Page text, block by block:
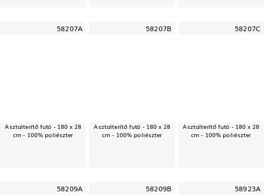
58207A
Asztalterítő futó - 180 x 28
cm - 100% poliészter
58207B
Asztalterítő futó - 180 x 28
cm - 100% poliészter
58207C
Asztalterítő futó - 180 x 28
cm - 100% poliészter
58209A 58209B 58923A